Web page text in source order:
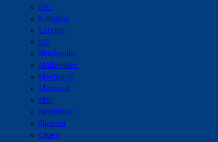
iRu
Kongkay
Lenovo
LG
Machenike
Maibenben
Mechrevo
Microsoft
MSI
Neobihier
Ninkear
Oloey